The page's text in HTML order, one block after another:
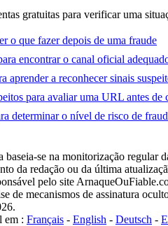
gratuitas para verificar uma
o que fazer depois de uma fraude
encontrar o canal oficial
aprender a reconhecer sinais
para avaliar uma URL antes de
determinar o nível de risco de
baseia-se na monitorização regular
da redação ou da última
pelo site
de mecanismos de assinatura
em : Français - English - Deutsch -